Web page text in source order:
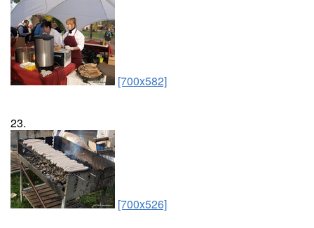
[700x582]
23.
[700x526]